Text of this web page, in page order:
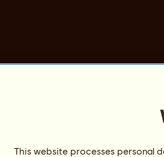
This website processes personal